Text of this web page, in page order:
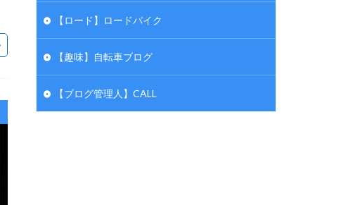
【ロード】ロードバイク
【趣味】自転車ブログ
【ブログ管理人】CALL